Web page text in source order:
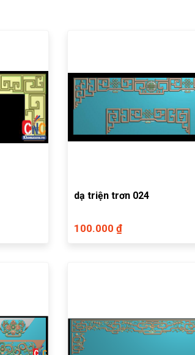
dạ triện trơn 024
100.000 ₫